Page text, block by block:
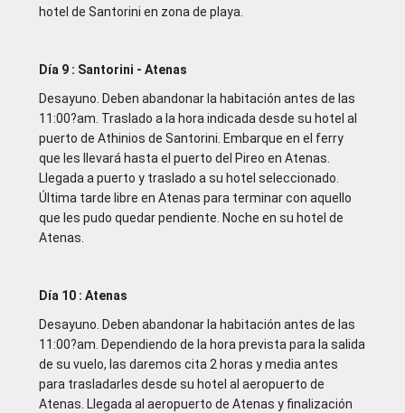
hotel de Santorini en zona de playa.
Día 9 : Santorini - Atenas
Desayuno. Deben abandonar la habitación antes de las
11:00?am. Traslado a la hora indicada desde su hotel al
puerto de Athinios de Santorini. Embarque en el ferry
que les llevará hasta el puerto del Pireo en Atenas.
Llegada a puerto y traslado a su hotel seleccionado.
Última tarde libre en Atenas para terminar con aquello
que les pudo quedar pendiente. Noche en su hotel de
Atenas.
Día 10 : Atenas
Desayuno. Deben abandonar la habitación antes de las
11:00?am. Dependiendo de la hora prevista para la salida
de su vuelo, las daremos cita 2 horas y media antes
para trasladarles desde su hotel al aeropuerto de
Atenas. Llegada al aeropuerto de Atenas y finalización